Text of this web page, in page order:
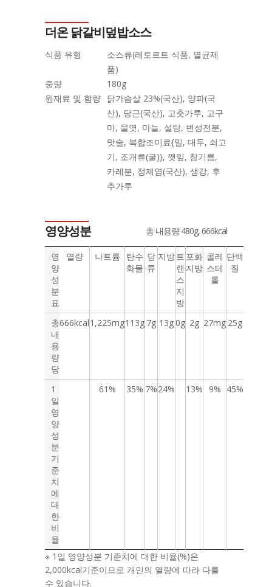
더온 닭갈비덮밥소스
식품 유형
소스류(레토르트 식품, 멸균제
품)
중량
180g
원재료 및 함량 닭가슴살 23%(국산), 양파(국
산), 당근(국산), 고춧가루, 고구
마, 물엿, 마늘, 설탕, 변성전분,
맛술, 복합조미료{밀, 대두, 쇠고
기, 조개류(굴)}, 깻잎, 참기름,
카레분, 정제염(국산), 생강, 후
추가루
영양성분 총 내용량 480g, 666kcal
영
양
성
분
표
열량 나트륨
탄수
화물
당
류
지방트
랜
스
지
방
포화
지방
콜레
스테
롤
단백
질
총
내
용
량
당
666kcal1,225mg113g 7g 13g 0g 2g 27mg 25g
1
일
영
양
성
분
기
준
치
에
대
한
비
율
61% 35% 7%24% 13% 9% 45%
※ 1일 영양성분 기준치에 대한 비율(%)은
2,000kcal기준이므로 개인의 열량에 따라 다를
수 있습니다.